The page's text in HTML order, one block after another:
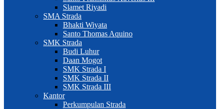
Slamet Riyadi
SMA Strada
Bhakti Wiyata
Santo Thomas Aquino
SMK Strada
Budi Luhur
Daan Mogot
SMK Strada I
SMK Strada II
SMK Strada III
Kantor
Perkumpulan Strada